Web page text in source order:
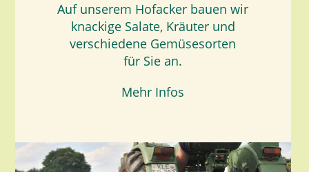
Auf unserem Hofacker bauen wir
knackige Salate, Kräuter und
verschiedene Gemüsesorten
für Sie an.
Mehr Infos